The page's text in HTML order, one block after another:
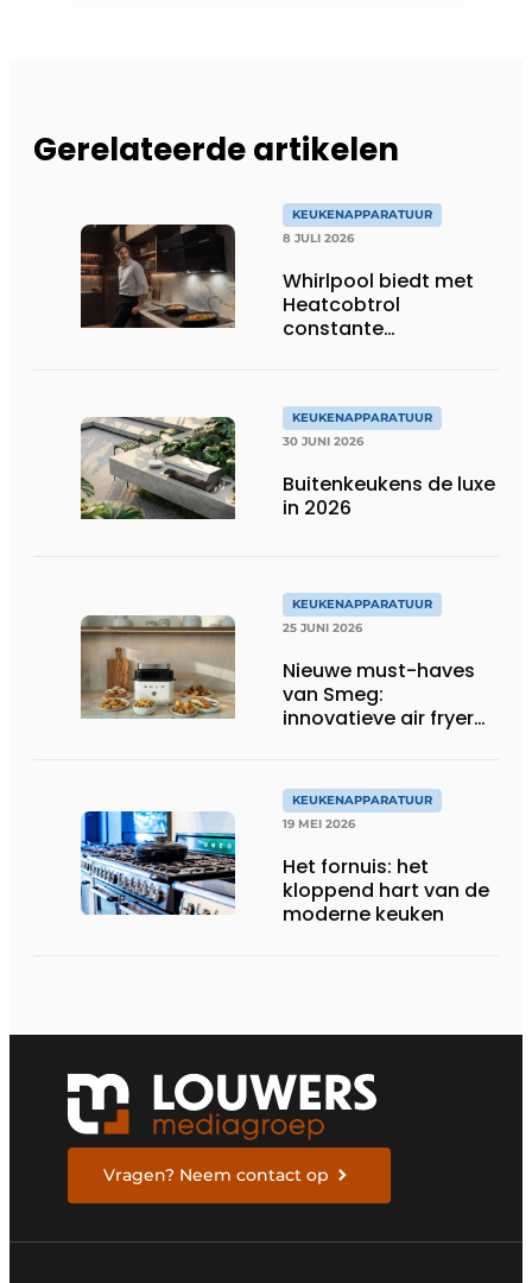
Gerelateerde artikelen
KEUKENAPPARATUUR
8 JULI 2026
Whirlpool biedt met
Heatcobtrol
constante
KEUKENAPPARATUUR
30 JUNI 2026
Buitenkeukens de luxe
in 2026
KEUKENAPPARATUUR
25 JUNI 2026
Nieuwe must-haves
van Smeg:
innovatieve air fryer
KEUKENAPPARATUUR
19 MEI 2026
Het fornuis: het
kloppend hart van de
moderne keuken
Vragen? Neem contact op